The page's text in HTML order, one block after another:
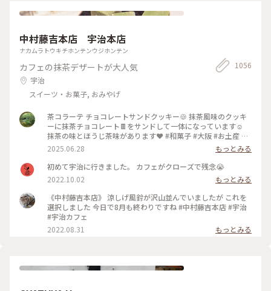
中村藤吉本店 宇治本店
ナカムラトウキチホンテンウジホンテン
カフェの抹茶デザートが大人気
宇治
スイーツ・お菓子, おみやげ
1056
茶コラーテ チョコレートサンドクッキー🍪 抹茶風味のクッキ
ーに抹茶チョコレート🍫をサンドして一体になっています☺️
抹茶の味とほうじ茶味があります❤️ #和菓子 #大阪 #お土産 #
京都 #抹茶 #アートな景色 抹茶の生茶ゼリイを本当は買うつも
りだったのですが... 持って歩く🚶のはちょっと… と思って、後
からお店に寄ったら売り切れ！Σ(×_×;)!残念、あの時買って
置けば… 仕方ないので、これにしました。🩷 美味しいクッキ
ー🍪で良かったです☺️ 大阪のKITTEと阪急百貨店で手に入り
ます❤️ スポットは宇治の本店にしました。
2025.06.28
もっとみる
初めて宇治に行きました。 カフェがクローズで残念😭
2022.10.02
もっとみる
《中村藤吉本店》 涼しげ風鈴が沢山並んでいましたが これを
選択しました 今日で8月も終わりですね #中村藤吉本店 #宇治
#宇治カフェ
2022.08.31
もっとみる